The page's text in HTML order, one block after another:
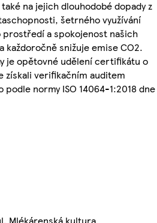
na jejich dlouhodobé dopady z
šetrného využívání
prostředí a spokojenost našich
každoročně snižuje emise CO2.
je opětovné udělení certifikátu o
získali verifikačním auditem
podle normy ISO 14064-1:2018 dne
Mlékárenská kultura